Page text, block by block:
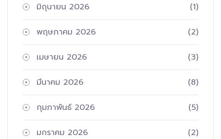
มิถุนายน 2026 (1)
พฤษภาคม 2026 (2)
เมษายน 2026 (3)
มีนาคม 2026 (8)
กุมภาพันธ์ 2026 (5)
มกราคม 2026 (2)